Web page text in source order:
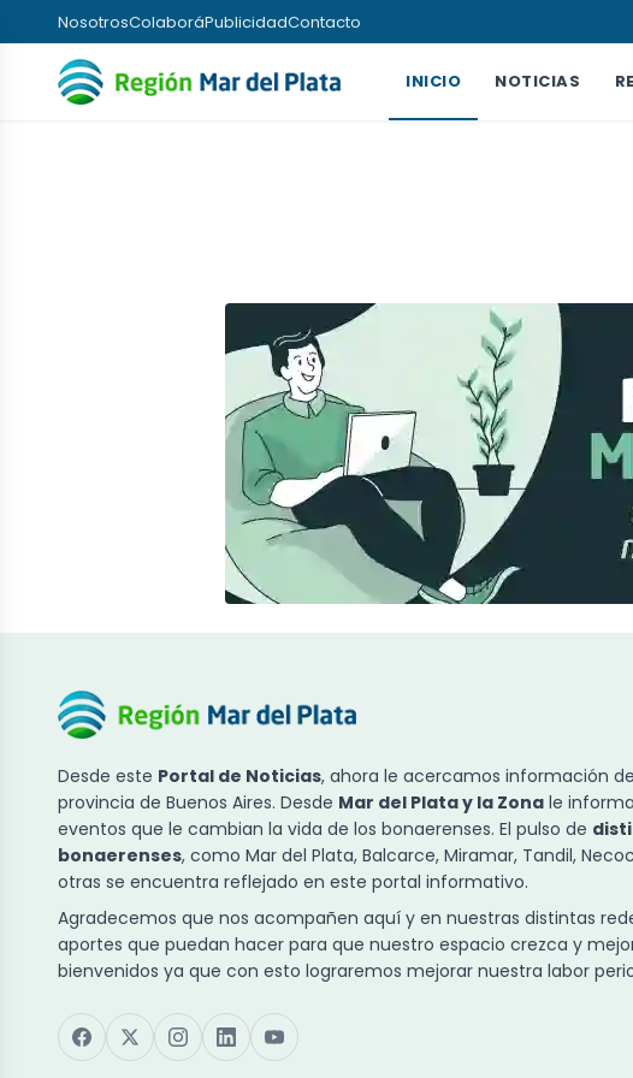
NosotrosColaboráPublicidadContacto
INICIO NOTICIAS
Desde este Portal de Noticias, ahora le acercamos información
provincia de Buenos Aires. Desde Mar del Plata y la Zona le
eventos que le cambian la vida de los bonaerenses. El pulso de
bonaerenses, como Mar del Plata, Balcarce, Miramar, Tandil,
otras se encuentra reflejado en este portal informativo.
Agradecemos que nos acompañen aquí y en nuestras distintas
aportes que puedan hacer para que nuestro espacio crezca y
bienvenidos ya que con esto lograremos mejorar nuestra labor